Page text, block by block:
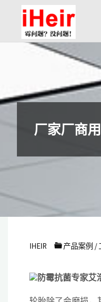
剂|
抗
剂|
水
剂|
干
艾
尔
厂家厂商
IHEIR 产品案例 /
防霉抗菌专家艾